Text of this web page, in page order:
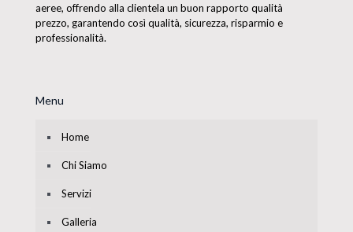
aeree, offrendo alla clientela un buon rapporto qualità
prezzo, garantendo così qualità, sicurezza, risparmio e
professionalità.
Menu
Home
Chi Siamo
Servizi
Galleria